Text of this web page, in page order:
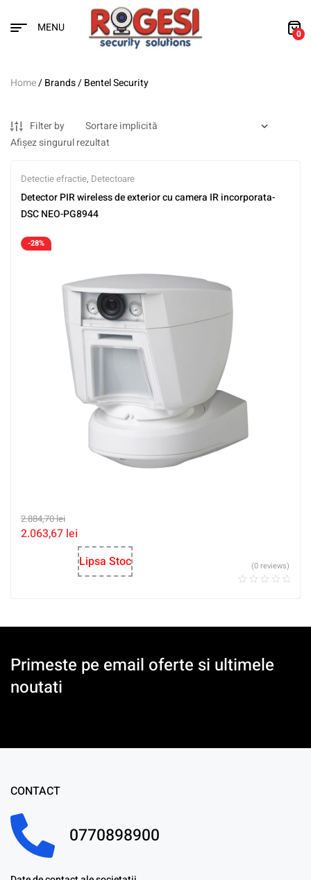
MENU 0
Home/ Brands / Bentel Security
Filter by
Afișez singurul rezultat
Detectie efractie, Detectoare
Detector PIR wireless de exterior cu camera IR incorporata-
DSC NEO-PG8944
-28%
2.884,70lei
2.063,67 lei
Lipsa Stoc
(0 reviews)
Primeste pe email oferte si ultimele
noutati
CONTACT
0770898900